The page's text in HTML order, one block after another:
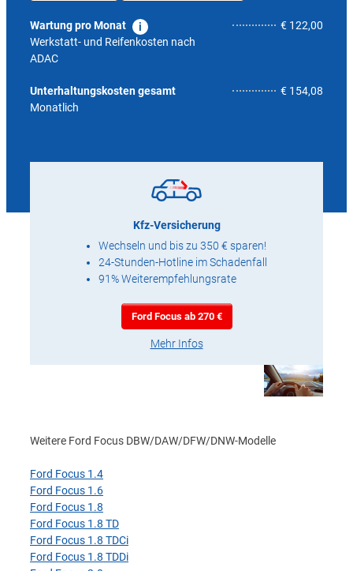
Wartung pro Monat
Werkstatt- und Reifenkosten nach
ADAC
€ 122,00
Unterhaltungskosten gesamt
Monatlich
€ 154,08
Kfz-Versicherung
Wechseln und bis zu 350 € sparen!
24-Stunden-Hotline im Schadenfall
91% Weiterempfehlungsrate
Ford Focus ab 270 €
Mehr Infos
Weitere Ford Focus DBW/DAW/DFW/DNW-Modelle
Ford Focus 1.4
Ford Focus 1.6
Ford Focus 1.8
Ford Focus 1.8 TD
Ford Focus 1.8 TDCi
Ford Focus 1.8 TDDi